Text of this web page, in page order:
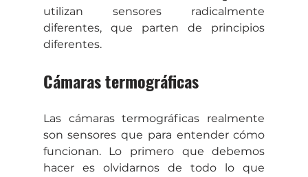
utilizan sensores radicalmente
diferentes, que parten de principios
diferentes.
Cámaras termográficas
Las cámaras termográficas realmente
son sensores que para entender cómo
funcionan. Lo primero que debemos
hacer es olvidarnos de todo lo que